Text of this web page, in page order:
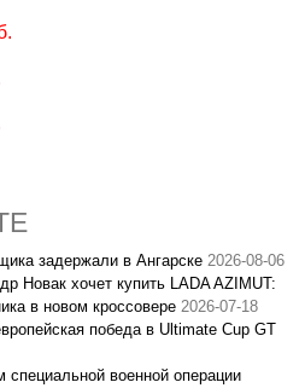
задержали в Ангарске 2026-08-06
Новак хочет купить LADA AZIMUT:
в новом кроссовере 2026-07-18
победа в Ultimate Cup GT
специальной военной операции